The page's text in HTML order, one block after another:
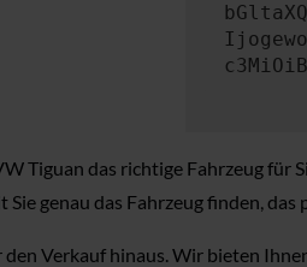
Tiguan das richtige Fahrzeug
genau das Fahrzeug finden,
den Verkauf hinaus. Wir bieten